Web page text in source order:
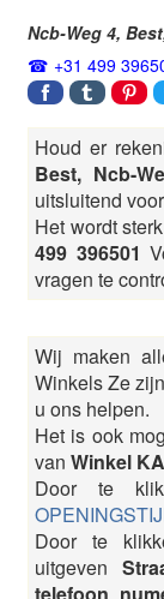
Ncb-Weg 4, Best
+31 499
Houd er
Best, Ncb-
uitsluitend
Het wordt
499 396501
vragen te
Wij maken
Winkels Ze
u ons helpen.
Het is ook
van Winkel
Door te
Door te
uitgeven